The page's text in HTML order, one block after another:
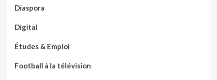
Diaspora
Digital
Études & Emploi
Football à la télévision